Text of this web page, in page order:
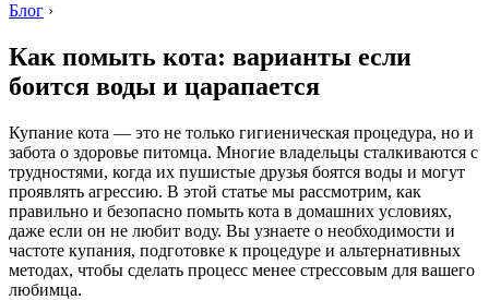
Блог ›
Как помыть кота: варианты если
боится воды и царапается
Купание кота — это не только гигиеническая процедура, но и
забота о здоровье питомца. Многие владельцы сталкиваются с
трудностями, когда их пушистые друзья боятся воды и могут
проявлять агрессию. В этой статье мы рассмотрим, как
правильно и безопасно помыть кота в домашних условиях,
даже если он не любит воду. Вы узнаете о необходимости и
частоте купания, подготовке к процедуре и альтернативных
методах, чтобы сделать процесс менее стрессовым для вашего
любимца.